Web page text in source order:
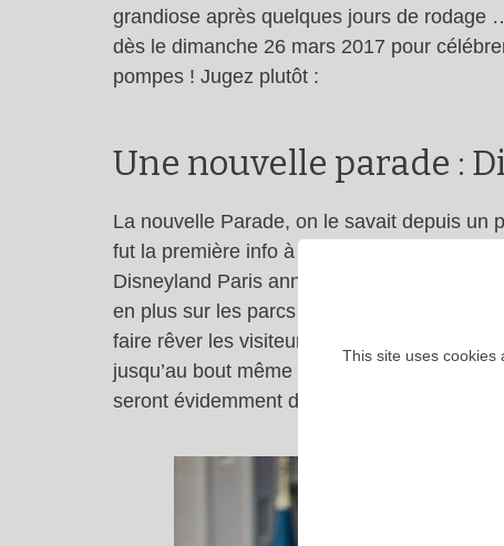
grandiose après quelques jours de rodage
dès le dimanche 26 mars 2017 pour
pompes ! Jugez plutôt :
Une nouvelle parade :
La nouvelle Parade, on le savait depuis un
fut la première info à fuiter des coulisses de
Disneyland Paris annonce une multitude de
en plus sur les parcs depuis quelques
faire rêver les visiteurs. Alors, quelles
jusqu’au bout même si on imagine bien
seront évidemment du voyage tout comme
This site uses cookies